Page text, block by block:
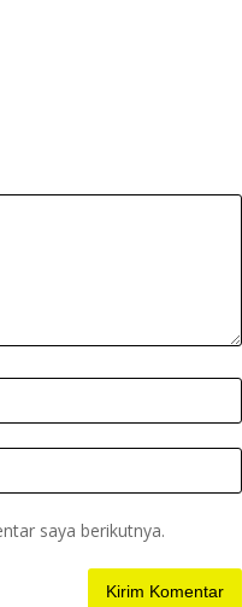
saya berikutnya.